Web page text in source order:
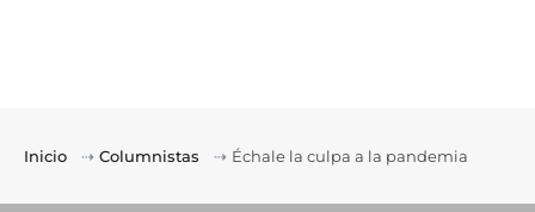
Inicio ⇢ Columnistas ⇢ Échale la culpa a la pandemia